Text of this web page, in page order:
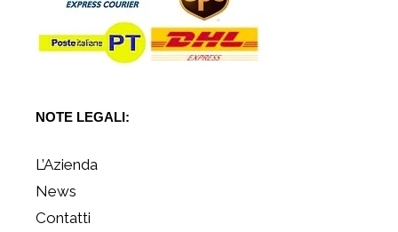
NOTE LEGALI:
L’Azienda
News
Contatti